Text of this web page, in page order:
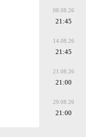
08.08.26
21:45
14.08.26
21:45
21.08.26
21:00
29.08.26
21:00